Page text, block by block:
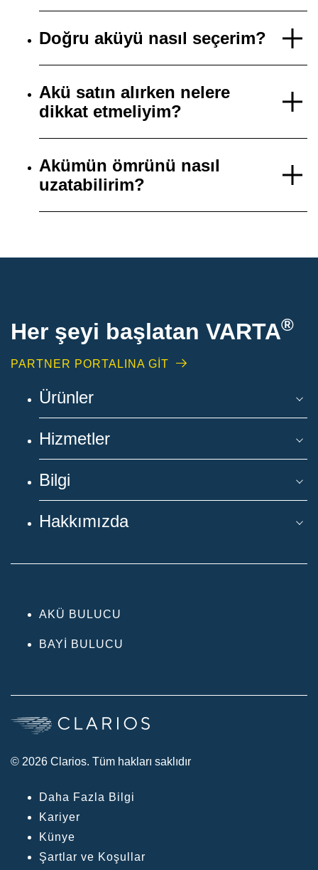
Doğru aküyü nasıl seçerim?
Akü satın alırken nelere
dikkat etmeliyim?
Akümün ömrünü nasıl
uzatabilirim?
Her şeyi başlatan VARTA®
PARTNER PORTALINA GİT
Ürünler
Hizmetler
Bilgi
Hakkımızda
AKÜ BULUCU
BAYI BULUCU
© 2026 Clarios. Tüm hakları saklıdır
Daha Fazla Bilgi
Kariyer
Künye
Şartlar ve Koşullar